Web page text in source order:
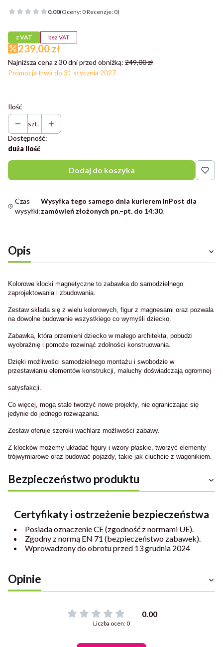
0.00(Oceny: 0 Recenzje: 0)
z VAT bez VAT
239,00 zł
Najniższa cena z 30 dni przed obniżką: 249,00 zł
Promocja trwa do 31 stycznia 2027
Ilość
szt.
Dostępność:
duża ilość
Dodaj do koszyka
Czas
wysyłki:
Wysyłka tego samego dnia kurierem InPost dla
zamówień złożonych pn.–pt. do 14:30.
Opis
Kolorowe klocki magnetyczne to zabawka do samodzielnego
zaprojektowania i zbudowania.
Zestaw składa się z wielu kolorowych, figur z magnesami oraz pozwala
na dowolne budowanie wszystkiego co wymyśli dziecko.
Zabawka, która przemieni dziecko w małego architekta, pobudzi
wyobraźnię i pomoże rozwinąć zdolności konstruowania.
Dzięki możliwości samodzielnego montażu i swobodzie w
przestawianiu elementów konstrukcji, maluchy doświadczają ogromnej
satysfakcji.
Co więcej, mogą stale tworzyć nowe projekty, nie ograniczając się
jedynie do jednego rozwiązania.
Zestaw oferuje szeroki wachlarz możliwości zabawy.
Z klocków możemy układać figury i wzory płaskie, tworzyć elementy
trójwymiarowe oraz budować pojazdy, takie jak ciuchcię z wagonikiem.
Bezpieczeństwo produktu
Certyfikaty i ostrzeżenie bezpieczeństwa
Posiada oznaczenie CE (zgodność z normami UE).
Zgodny z normą EN 71 (bezpieczeństwo zabawek).
Wprowadzony do obrotu przed 13 grudnia 2024
Opinie
0.00
Liczba ocen: 0